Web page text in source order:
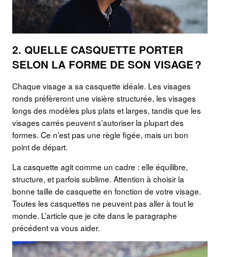
2. QUELLE CASQUETTE PORTER
SELON LA FORME DE SON VISAGE ?
Chaque visage a sa casquette idéale. Les visages
ronds préfèreront une visière structurée, les visages
longs des modèles plus plats et larges, tandis que les
visages carrés peuvent s’autoriser la plupart des
formes. Ce n’est pas une règle figée, mais un bon
point de départ.
La casquette agit comme un cadre : elle équilibre,
structure, et parfois sublime. Attention à choisir la
bonne taille de casquette en fonction de votre visage.
Toutes les casquettes ne peuvent pas aller à tout le
monde. L’article que je cite dans le paragraphe
précédent va vous aider.